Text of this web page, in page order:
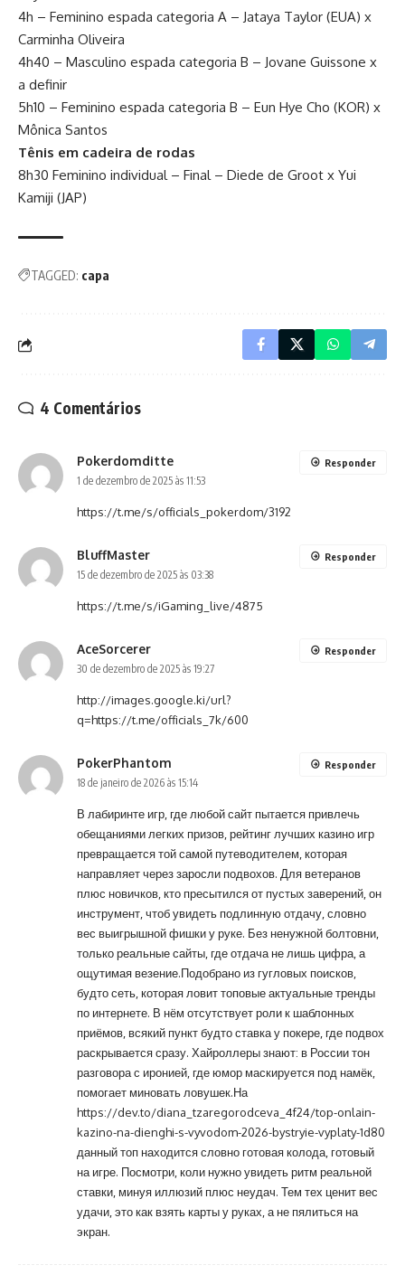
4h – Feminino espada categoria A – Jataya Taylor (EUA) x
Carminha Oliveira
4h40 – Masculino espada categoria B – Jovane Guissone x
a definir
5h10 – Feminino espada categoria B – Eun Hye Cho (KOR) x
Mônica Santos
Tênis em cadeira de rodas
8h30 Feminino individual – Final – Diede de Groot x Yui
Kamiji (JAP)
TAGGED: capa
4 Comentários
Pokerdomditte
1 de dezembro de 2025 às 11:53
https://t.me/s/officials_pokerdom/3192
Responder
BluffMaster
15 de dezembro de 2025 às 03:38
https://t.me/s/iGaming_live/4875
Responder
AceSorcerer
30 de dezembro de 2025 às 19:27
http://images.google.ki/url?
q=https://t.me/officials_7k/600
Responder
PokerPhantom
18 de janeiro de 2026 às 15:14
В лабиринте игр, где любой сайт пытается привлечь
обещаниями легких призов, рейтинг лучших казино игр
превращается той самой путеводителем, которая
направляет через заросли подвохов. Для ветеранов
плюс новичков, кто пресытился от пустых заверений, он
инструмент, чтоб увидеть подлинную отдачу, словно
вес выигрышной фишки у руке. Без ненужной болтовни,
только реальные сайты, где отдача не лишь цифра, а
ощутимая везение.Подобрано из гугловых поисков,
будто сеть, которая ловит топовые актуальные тренды
по интернете. В нём отсутствует роли к шаблонных
приёмов, всякий пункт будто ставка у покере, где подвох
раскрывается сразу. Хайроллеры знают: в России тон
разговора с иронией, где юмор маскируется под намёк,
помогает миновать ловушек.На
https://dev.to/diana_tzaregorodceva_4f24/top-onlain-
kazino-na-dienghi-s-vyvodom-2026-bystryie-vyplaty-1d80
данный топ находится словно готовая колода, готовый
на игре. Посмотри, коли нужно увидеть ритм реальной
ставки, минуя иллюзий плюс неудач. Тем тех ценит вес
удачи, это как взять карты у руках, а не пялиться на
экран.
Responder